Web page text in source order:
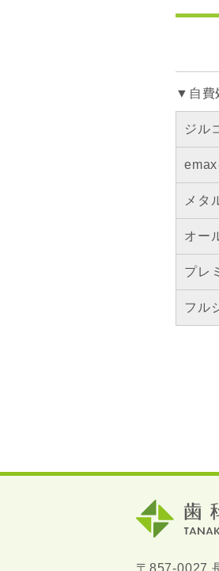
▼自費
ジル
メタ
オー
プレ
フル
〒857-0027